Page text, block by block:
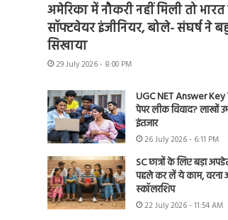
अमेरिका में नौकरी नहीं मिली तो
सॉफ्टवेयर इंजीनियर, बोले- संघर्ष ने
सिखाया
29 July 2026 - 8:00 PM
UGC NET Answer
पेपर लीक विवाद? लाखों
इंतजार
26 July 2026 - 6:11 PM
SC छात्रों के लिए बड़ा
पहले कर लें ये काम,
स्कॉलरशिप
22 July 2026 - 11:54 AM